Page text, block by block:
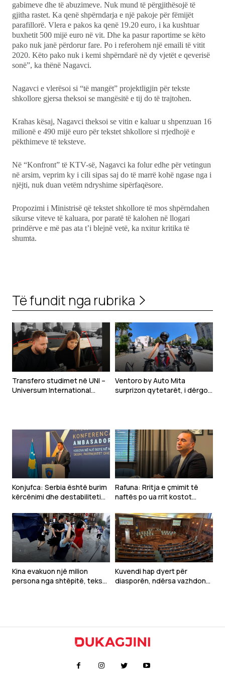
gabimeve dhe të abuzimeve. Nuk mund të përgjithësojë të
gjitha rastet. Ka qenë shpërndarja e një pakoje për fëmijët
parafillorë. Vlera e pakos ka qenë 19.20 euro, i ka kushtuar
buxhetit 500 mijë euro në vit. Dhe ka pasur raportime se këto
pako nuk janë përdorur fare. Po i referohem një emaili të vitit
2020. Këto pako nuk i kemi shpërndarë në dy vjetët e qeverisë
sonë”, ka thënë Nagavci.
Nagavci e vlerësoi si “të mangët” projektligjin për tekste
shkollore gjersa theksoi se mangësitë e tij do të trajtohen.
Krahas kësaj, Nagavci theksoi se vitin e kaluar u shpenzuan 16
milionë e 490 mijë euro për tekstet shkollore si rrjedhojë e
pëkthimeve të teksteve.
Në “Konfront” të KTV-së, Nagavci ka folur edhe për vetingun
në arsim, veprim ky i cili sipas saj do të marrë kohë ngase nga i
njëjti, nuk duan vetëm ndryshime sipërfaqësore.
Propozimi i Ministrisë që tekstet shkollore të mos shpërndahen
sikurse viteve të kaluara, por paratë të kalohen në llogari
prindërve e më pas ata t’i blejnë vetë, ka nxitur kritika të
shumta.
Të fundit nga rubrika
Transfero studimet në UNI –
Universum International
në SHBA!
Ventoro by Auto Mita
surprizon qytetarët, i dërgon
Konjufca: Serbia është burim
kërcënimi dhe destabiliteti
Rafuna: Rritja e çmimit të
naftës po ua rrit kostot
prodhimin dhe të rrisë
papunësinë
Kina evakuon një milion
persona nga shtëpitë, teksa
Kuvendi hap dyert për
diasporën, ndërsa vazhdon